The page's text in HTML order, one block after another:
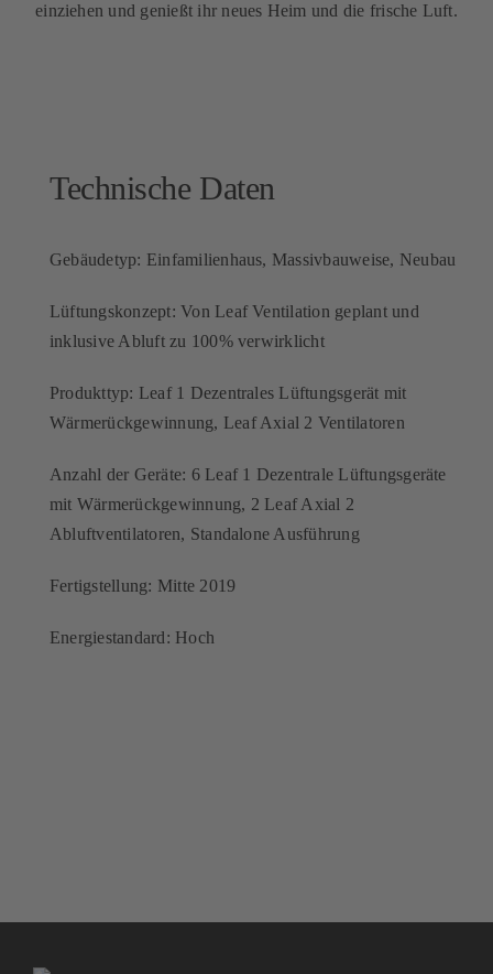
einziehen und genießt ihr neues Heim und die frische Luft.
Technische Daten
Gebäudetyp: Einfamilienhaus, Massivbauweise, Neubau
Lüftungskonzept: Von Leaf Ventilation geplant und
inklusive Abluft zu 100% verwirklicht
Produkttyp: Leaf 1 Dezentrales Lüftungsgerät mit
Wärmerückgewinnung, Leaf Axial 2 Ventilatoren
Anzahl der Geräte: 6 Leaf 1 Dezentrale Lüftungsgeräte
mit Wärmerückgewinnung, 2 Leaf Axial 2
Abluftventilatoren, Standalone Ausführung
Fertigstellung: Mitte 2019
Energiestandard: Hoch